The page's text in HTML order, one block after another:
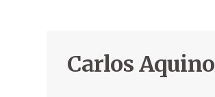
Carlos Aquino